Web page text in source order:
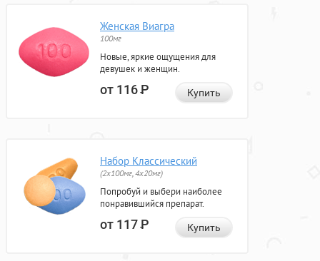
Женская Виагра
100мг
Новые, яркие ощущения для
девушек и женщин.
от 116Р Купить
Набор Классический
(2x100мг, 4x20мг)
Попробуй и выбери наиболее
понравившийся препарат.
от 117Р Купить